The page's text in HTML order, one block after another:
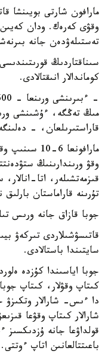
وقۋى كەرەك. ودان كەيىن
تەستىلەۋدەن جانە
سىناقتاردىڭ
كوماندالار انىقتالادى.
قاراستىرىلعان، -
مارافونعا
وقۋ ورىندارىنىڭ
قىزمەتشىلەر، اتا-
تۇرىنە قاراماستان
جوبا قازاق جانە ورىس
قاتىسۋشىلاردى تىركەۋ
سايتىندا باستالادى.
جوبا اياسىندا كۇزدە
كىتاپ وقۋلار، كىتاپ
دا ءىس- شارالار وتكىزۋ
شارالار كىتاپ وقۋعا
قولداۋعا جانە ۇزدىكسىز
باعىتتالعانىن اتاپ ءوتتى.